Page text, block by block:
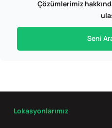
Çözümlerimiz
Seni
Lokasyonlarımız